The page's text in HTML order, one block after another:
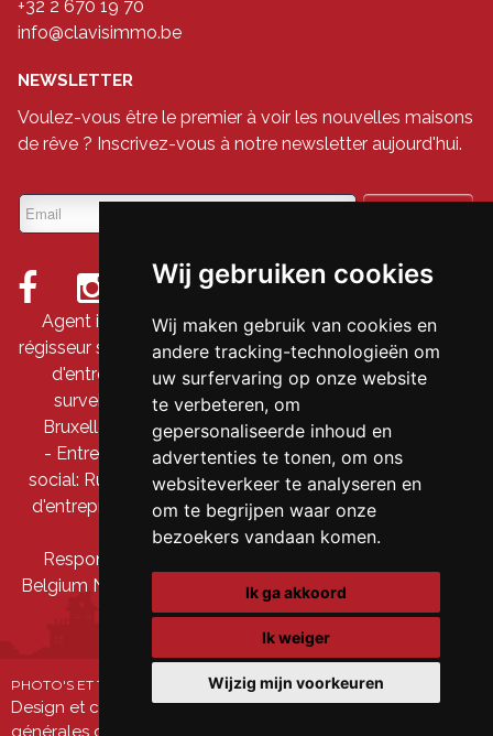
Wij gebruiken cookies
Wij maken gebruik van cookies en
andere tracking-technologieën om
uw surfervaring op onze website
te verbeteren, om
gepersonaliseerde inhoud en
advertenties te tonen, om ons
websiteverkeer te analyseren en
om te begrijpen waar onze
bezoekers vandaan komen.
Ik ga akkoord
Ik weiger
Wijzig mijn voorkeuren
+32 2 670 19 70
info@clavisimmo.be
NEWSLETTER
Voulez-vous être le premier à voir les nouvelles maisons
de rêve ? Inscrivez-vous à notre newsletter aujourd'hui.
Agent immobilier intermédiaire et agent immobilier
régisseur sous le numéro 509 845 en Belgique - Numéro
d'entreprise : TVA BE-0690 711 066 - Organe de
surveillance : IPI, Rue du Luxembourg 16B, 1000
Bruxelles -
Soumis au code de déontologie du BIV
- Entreprise: DDS Prestige srl/Clavis immo - Siège
social: Rue Hollebeek 163A, 1630 Linkebeek - Numéro
d'entreprise: 0690 711 066 - Compte tiers: BE91 7350
5719 0376
Responsabilité professionnelle et garantie via AXA
Belgium NV – police n° 730.390.160 -Privacy statement
PHOTO'S ET TEXTES COPYRIGHT © CLAVIS IMMO
Design et code source copyright © Omnicasa -Conditions
générales d'utilisation du site